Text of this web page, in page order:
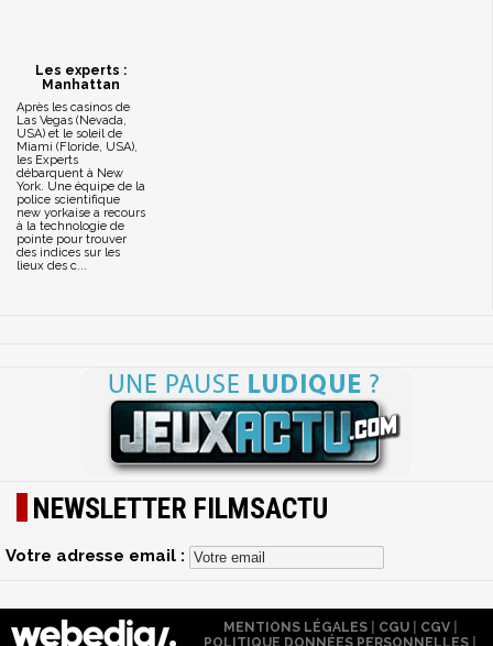
Les experts :
Manhattan
Après les casinos de
Las Vegas (Nevada,
USA) et le soleil de
Miami (Floride, USA),
les Experts
débarquent à New
York. Une équipe de la
police scientifique
new yorkaise a recours
à la technologie de
pointe pour trouver
des indices sur les
lieux des c...
NEWSLETTER FILMSACTU
Votre adresse email :
MENTIONS LÉGALES| CGU| CGV|
POLITIQUE DONNÉES PERSONNELLES